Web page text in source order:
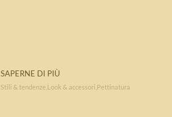
SAPERNE DI PIÙ
Stili & tendenze Look & accessori Pettinatura